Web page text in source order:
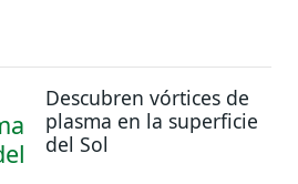
Descubren vórtices de
plasma en la superficie
del Sol